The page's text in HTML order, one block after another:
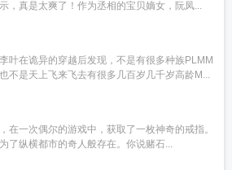
，真是太爽了！作为丞相的宝贝嫡女，阮凤...
叶在诡异的穿越后发现，不是有很多种族PLMM
不是天上飞来飞去有很多几百岁几千岁高龄M...
在一次偶尔的游戏中，获取了一枚神奇的戒指。
了纵横都市的奇人般存在。你说赌石...